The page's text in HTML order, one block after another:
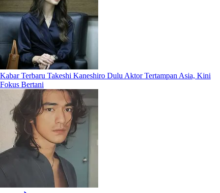
Kabar Terbaru Takeshi Kaneshiro Dulu Aktor Tertampan Asia, Kini
Fokus Bertani